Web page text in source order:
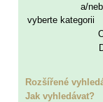
a/
vyberte kategorii
Rozšířené
Jak vyhledávat?